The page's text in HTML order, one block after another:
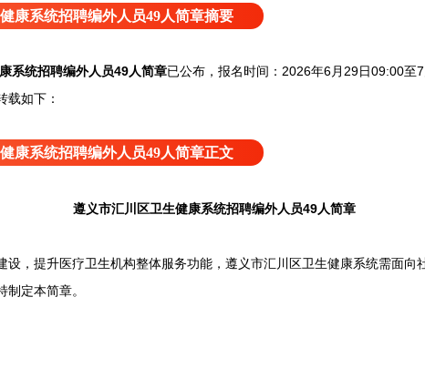
康系统招聘编外人员49人简章摘要
系统招聘编外人员49人简章已公布 ，报名时间：2026年6月29日09:00至7
载如下：
康系统招聘编外人员49人简章正文
遵义市汇川区卫生健康系统招聘编外人员49人简章
，提升医疗卫生机构整体服务功能，遵义市汇川区卫生健康系统需面向
定本简章。